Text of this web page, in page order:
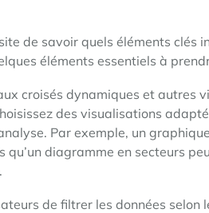
de savoir quels éléments clés
éléments essentiels à
croisés dynamiques et autres
des visualisations
Par exemple, un
diagramme en secteurs
de filtrer les données selon